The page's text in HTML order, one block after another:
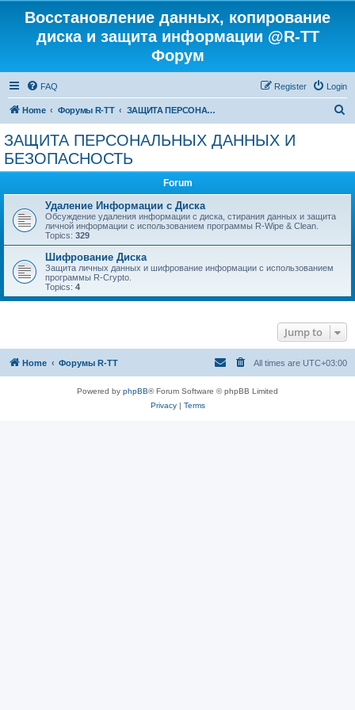
Восстановление данных, копирование
диска и защита информации @R-TT
Форум
FAQ Login
Register
Home Форумы R-TT ЗАЩИТА ПЕРСОНАЛЬНЫХ ДАННЫХ И БЕЗОПАСНОСТЬ
ЗАЩИТА ПЕРСОНАЛЬНЫХ ДАННЫХ И
БЕЗОПАСНОСТЬ
Forum
Удаление Информации с Диска
Обсуждение удаления информации с диска, стирания данных и защита
личной информации с использованием программы R-Wipe & Clean.
Topics: 329
Шифрование Диска
Защита личных данных и шифрование информации с использованием
программы R-Crypto.
Topics: 4
Jump to
Home Форумы R-TT All times are UTC+03:00
Powered by phpBB® Forum Software © phpBB Limited
Privacy| Terms